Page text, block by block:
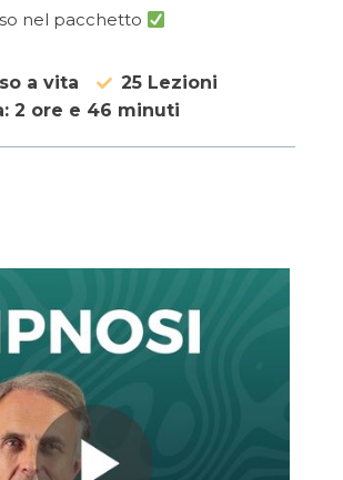
nel pacchetto
a vita
25 Lezioni
2 ore e 46 minuti